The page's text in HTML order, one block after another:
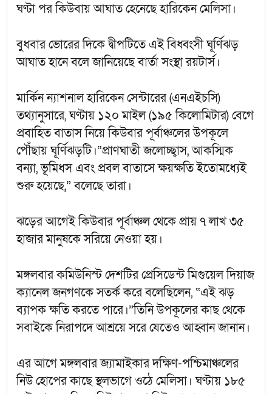
ঘণ্টা পর কিউবায় আঘাত হেনেছে হারিকেন মেলিসা।
বুধবার ভোরের দিকে দ্বীপটিতে এই বিধ্বংসী ঘূর্ণিঝড়
আঘাত হানে বলে জানিয়েছে বার্তা সংস্থা রয়টার্স।
মার্কিন ন্যাশনাল হারিকেন সেন্টারের (এনএইচসি)
তথ্যানুসারে, ঘণ্টায় ১২০ মাইল (১৯৫ কিলোমিটার) বেগে
প্রবাহিত বাতাস নিয়ে কিউবার পূর্বাঞ্চলের উপকূলে
পৌঁছায় ঘূর্ণিঝড়টি।“প্রাণঘাতী জলোচ্ছ্বাস, আকস্মিক
বন্যা, ভূমিধস এবং প্রবল বাতাসে ক্ষয়ক্ষতি ইতোমধ্যেই
শুরু হয়েছে,” বলেছে তারা।
ঝড়ের আগেই কিউবার পূর্বাঞ্চল থেকে প্রায় ৭ লাখ ৩৫
হাজার মানুষকে সরিয়ে নেওয়া হয়।
মঙ্গলবার কমিউনিস্ট দেশটির প্রেসিডেন্ট মিগুয়েল দিয়াজ
ক্যানেল জনগণকে সতর্ক করে বলেছিলেন, “এই ঝড়
ব্যাপক ক্ষতি করতে পারে।”তিনি উপকূলের কাছ থেকে
সবাইকে নিরাপদে আশ্রয়ে সরে যেতেও আহ্বান জানান।
এর আগে মঙ্গলবার জ্যামাইকার দক্ষিণ-পশ্চিমাঞ্চলের
নিউ হোপের কাছে স্থলভাগে ওঠে মেলিসা। ঘণ্টায় ১৮৫